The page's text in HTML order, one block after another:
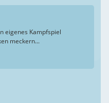
eigenes Kampfspiel
meckern...